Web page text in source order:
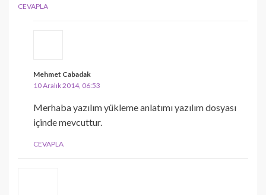
CEVAPLA
Mehmet Cabadak
10 Aralık 2014, 06:53
Merhaba yazılım yükleme anlatımı yazılım dosyası
içinde mevcuttur.
CEVAPLA